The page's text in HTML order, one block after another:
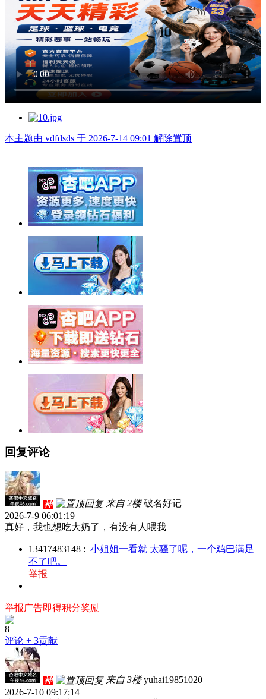
本主题由 vdfdsds 于 2026-7-14 09:01 解除置顶
回复评论
神 来自 2楼 破名好记
2026-7-9 06:01:19
真好，我也想吃大奶了，有没有人喂我
13417483148 : 小姐姐一看就 太骚了呢，一个鸡巴满足
不了吧。
举报
举报广告即得积分奖励
8
评论 + 3贡献
神 来自 3楼 yuhai19851020
2026-7-10 09:17:14